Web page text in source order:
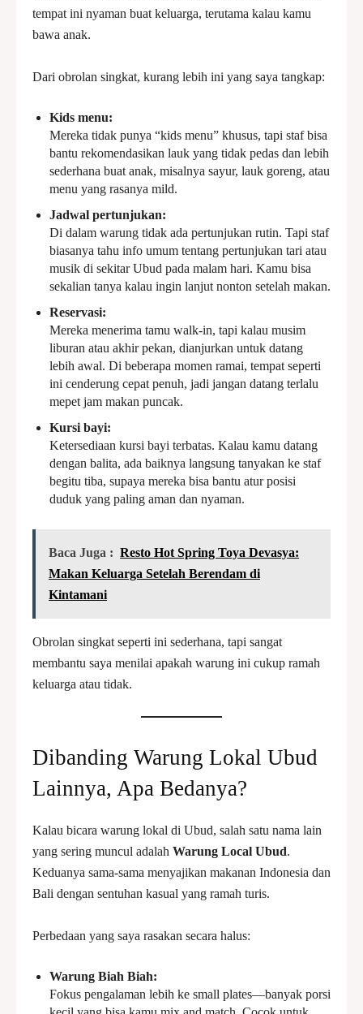
tempat ini nyaman buat keluarga, terutama kalau kamu
bawa anak.
Dari obrolan singkat, kurang lebih ini yang saya tangkap:
Kids menu:
Mereka tidak punya “kids menu” khusus, tapi staf bisa
bantu rekomendasikan lauk yang tidak pedas dan lebih
sederhana buat anak, misalnya sayur, lauk goreng, atau
menu yang rasanya mild.
Jadwal pertunjukan:
Di dalam warung tidak ada pertunjukan rutin. Tapi staf
biasanya tahu info umum tentang pertunjukan tari atau
musik di sekitar Ubud pada malam hari. Kamu bisa
sekalian tanya kalau ingin lanjut nonton setelah makan.
Reservasi:
Mereka menerima tamu walk-in, tapi kalau musim
liburan atau akhir pekan, dianjurkan untuk datang
lebih awal. Di beberapa momen ramai, tempat seperti
ini cenderung cepat penuh, jadi jangan datang terlalu
mepet jam makan puncak.
Kursi bayi:
Ketersediaan kursi bayi terbatas. Kalau kamu datang
dengan balita, ada baiknya langsung tanyakan ke staf
begitu tiba, supaya mereka bisa bantu atur posisi
duduk yang paling aman dan nyaman.
Baca Juga : Resto Hot Spring Toya Devasya:
Makan Keluarga Setelah Berendam di
Kintamani
Obrolan singkat seperti ini sederhana, tapi sangat
membantu saya menilai apakah warung ini cukup ramah
keluarga atau tidak.
Dibanding Warung Lokal Ubud
Lainnya, Apa Bedanya?
Kalau bicara warung lokal di Ubud, salah satu nama lain
yang sering muncul adalah Warung Local Ubud.
Keduanya sama-sama menyajikan makanan Indonesia dan
Bali dengan sentuhan kasual yang ramah turis.
Perbedaan yang saya rasakan secara halus:
Warung Biah Biah:
Fokus pengalaman lebih ke small plates—banyak porsi